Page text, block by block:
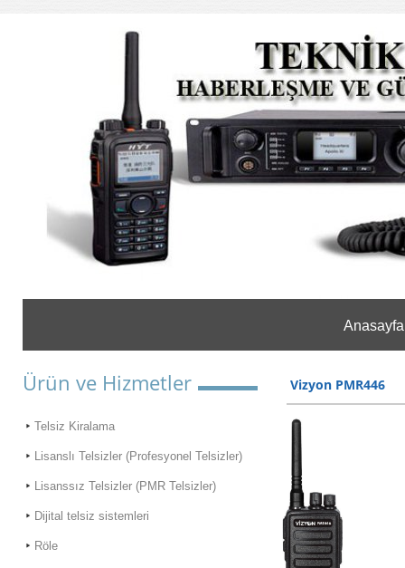
Anasayfa
Ürün ve Hizmetler
Telsiz Kiralama
Lisanslı Telsizler (Profesyonel Telsizler)
Lisanssız Telsizler (PMR Telsizler)
Dijital telsiz sistemleri
Röle
Vizyon PMR446